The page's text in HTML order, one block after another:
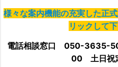
様々な案内機能の充実した正
リックして
電話相談窓口 050-3635-
00 土日祝